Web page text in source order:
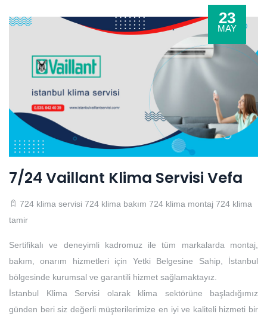
23
MAY
7/24 Vaillant Klima Servisi Vefa
724 klima servisi 724 klima bakım 724 klima montaj 724 klima
tamir
Sertifikalı ve deneyimli kadromuz ile tüm markalarda montaj,
bakım, onarım hizmetleri için Yetki Belgesine Sahip, İstanbul
bölgesinde kurumsal ve garantili hizmet sağlamaktayız.
İstanbul Klima Servisi olarak klima sektörüne başladığımız
günden beri siz değerli müşterilerimize en iyi ve kaliteli hizmeti bir